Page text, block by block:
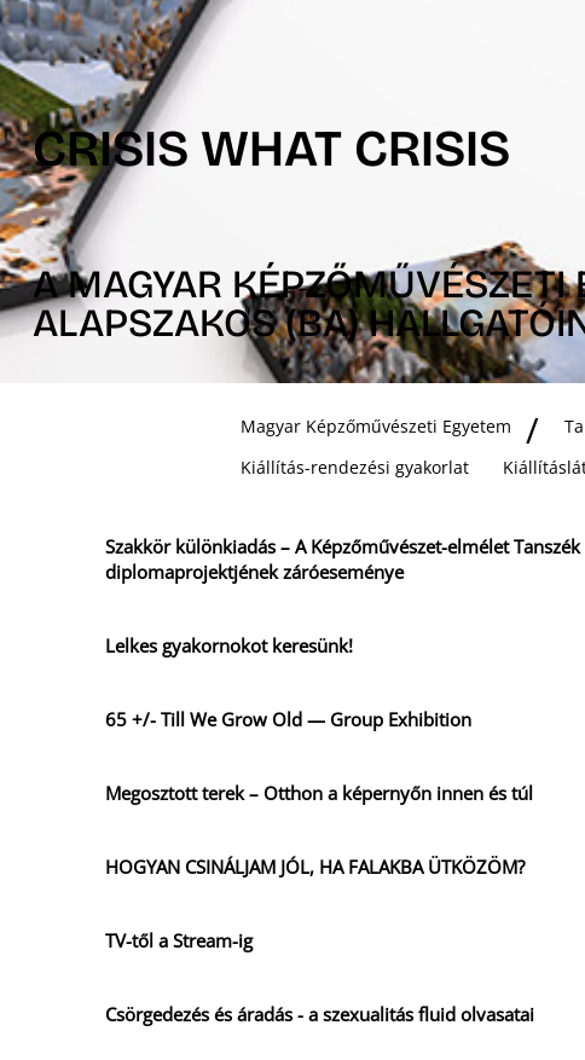
CRISIS WHAT CRISIS
A MAGYAR
ALAPSZAKOS (BA)
Magyar Képzőművészeti Egyetem
Kiállítás-rendezési gyakorlat
Szakkör különkiadás – A Képzőművészet-elmélet
diplomaprojektjének záróeseménye
Lelkes gyakornokot keresünk!
65 +/- Till We Grow Old — Group Exhibition
Megosztott terek – Otthon a képernyőn innen és túl
HOGYAN CSINÁLJAM JÓL, HA FALAKBA ÜTKÖZÖM?
TV-től a Stream-ig
Csörgedezés és áradás - a szexualitás fluid olvasatai